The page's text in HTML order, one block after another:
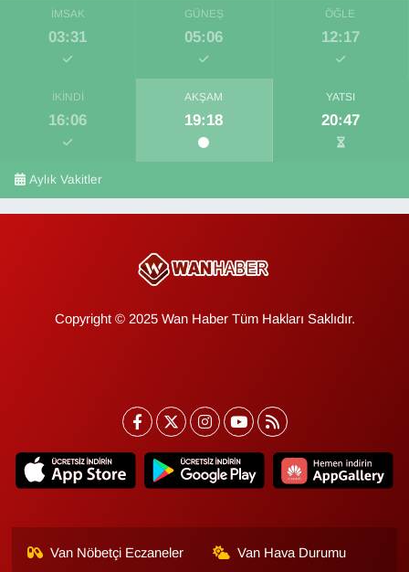
İMSAK
03:31
GÜNEŞ
05:06
ÖĞLE
12:17
İKINDI
16:06
AKŞAM
19:18
YATSI
20:47
Aylık Vakitler
Copyright © 2025 Wan Haber Tüm Hakları Saklıdır.
Van Nöbetçi Eczaneler Van Hava Durumu